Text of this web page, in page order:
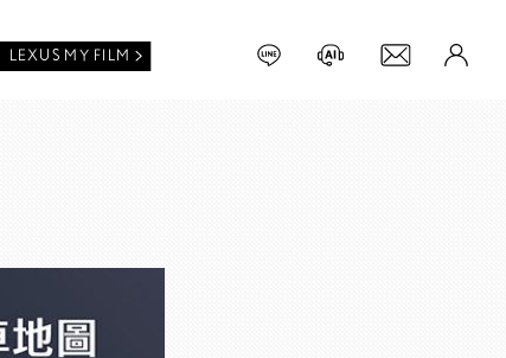
LEXUS MY FILM